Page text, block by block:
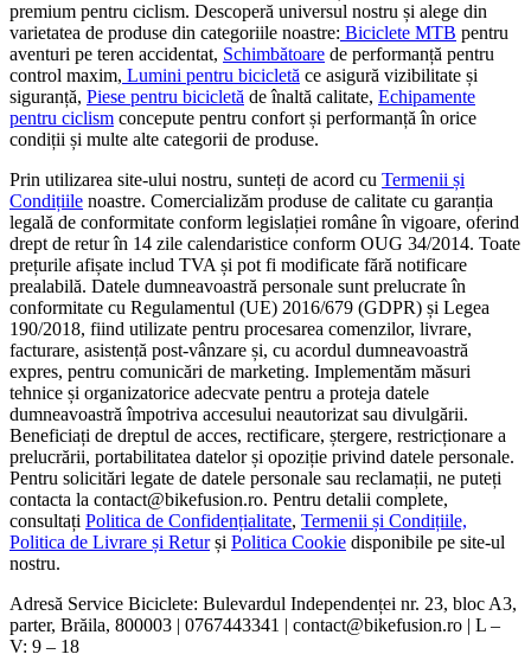
premium pentru ciclism. Descoperă universul nostru și alege din
varietatea de produse din categoriile noastre: Biciclete MTB pentru
aventuri pe teren accidentat, Schimbătoare de performanță pentru
control maxim, Lumini pentru bicicletă ce asigură vizibilitate și
siguranță, Piese pentru bicicletă de înaltă calitate, Echipamente
pentru ciclism concepute pentru confort și performanță în orice
condiții și multe alte categorii de produse.
Prin utilizarea site-ului nostru, sunteți de acord cu Termenii și
Condițiile noastre. Comercializăm produse de calitate cu garanția
legală de conformitate conform legislației române în vigoare, oferind
drept de retur în 14 zile calendaristice conform OUG 34/2014. Toate
prețurile afișate includ TVA și pot fi modificate fără notificare
prealabilă. Datele dumneavoastră personale sunt prelucrate în
conformitate cu Regulamentul (UE) 2016/679 (GDPR) și Legea
190/2018, fiind utilizate pentru procesarea comenzilor, livrare,
facturare, asistență post-vânzare și, cu acordul dumneavoastră
expres, pentru comunicări de marketing. Implementăm măsuri
tehnice și organizatorice adecvate pentru a proteja datele
dumneavoastră împotriva accesului neautorizat sau divulgării.
Beneficiați de dreptul de acces, rectificare, ștergere, restricționare a
prelucrării, portabilitatea datelor și opoziție privind datele personale.
Pentru solicitări legate de datele personale sau reclamații, ne puteți
contacta la contact@bikefusion.ro. Pentru detalii complete,
consultați Politica de Confidențialitate, Termenii și Condițiile,
Politica de Livrare și Returși Politica Cookie disponibile pe site-ul
nostru.
Adresă Service Biciclete: Bulevardul Independenței nr. 23, bloc A3,
parter, Brăila, 800003 | 0767443341 | contact@bikefusion.ro | L –
V: 9 – 18